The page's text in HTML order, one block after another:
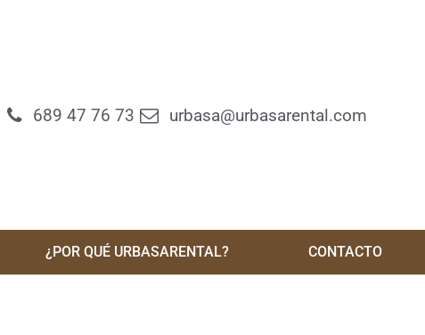
689 47 76 73 urbasa@urbasarental.com
¿POR QUÉ URBASARENTAL? CONTACTO